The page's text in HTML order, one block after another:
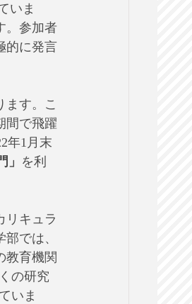
いま
。参加者
的に発言
ます。こ
間で飛躍
年1月末
を利
リキュラ
では、
教育機関
の研究
いま